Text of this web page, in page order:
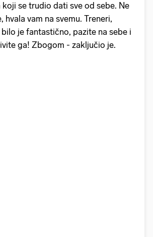
se trudio dati sve od sebe. Ne
hvala vam na svemu. Treneri,
je fantastično, pazite na sebe i
ga! Zbogom - zaključio je.